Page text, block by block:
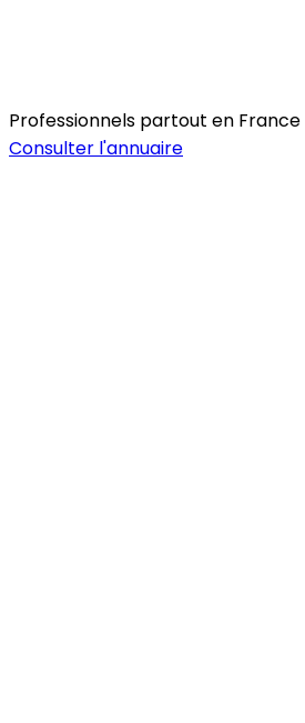
Professionnels partout en France
Consulter l'annuaire